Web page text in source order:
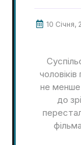
10 Січня,
не менше
до